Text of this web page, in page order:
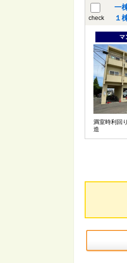
check
一
１
マ
満室時利回
造